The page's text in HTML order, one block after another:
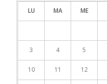
LU MA ME
3 4 5
10 11 12